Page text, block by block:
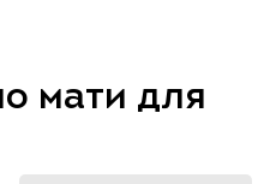
мати для